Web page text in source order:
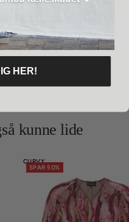
kunne lide
SPAR 50%
CURVY
HER!